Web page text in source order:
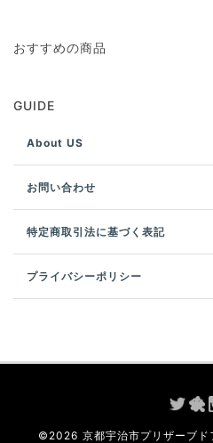
おすすめの商品
GUIDE
About US
お問い合わせ
特定商取引法に基づく表記
プライバシーポリシー
© 2026 京都宇治市プリザーブ